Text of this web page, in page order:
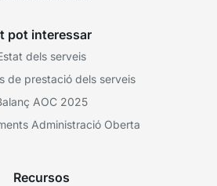
pot interessar
dels serveis
de prestació dels serveis
AOC 2025
Administració Oberta
Recursos